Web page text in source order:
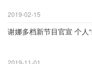
2019-02-15
谢娜多档新节目官宣 个人
2019-11-01